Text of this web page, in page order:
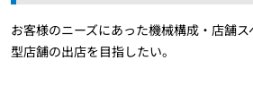
お客様のニーズにあった機械構成・店舗
型店舗の出店を目指したい。